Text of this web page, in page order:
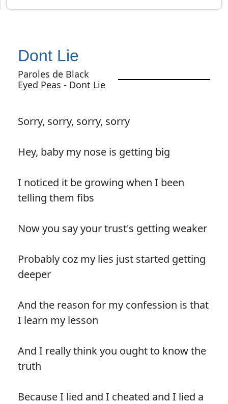
Dont Lie
Paroles de Black
Eyed Peas - Dont Lie
Sorry, sorry, sorry, sorry
Hey, baby my nose is getting big
I noticed it be growing when I been
telling them fibs
Now you say your trust's getting weaker
Probably coz my lies just started getting
deeper
And the reason for my confession is that
I learn my lesson
And I really think you ought to know the
truth
Because I lied and I cheated and I lied a